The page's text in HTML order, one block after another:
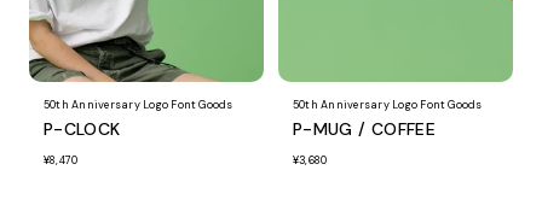
50th Anniversary Logo Font Goods
P-CLOCK
¥8,470
50th Anniversary Logo Font Goods
P-MUG / COFFEE
¥3,680